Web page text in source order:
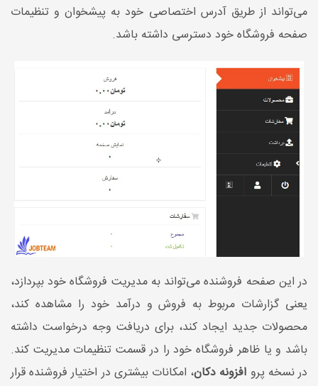
می‌تواند از طریق آدرس اختصاصی خود به پیشخوان و تنظیمات
صفحه فروشگاه خود دسترسی داشته باشد.
در این صفحه فروشنده می‌تواند به مدیریت فروشگاه خود بپردازد،
یعنی گزارشات مربوط به فروش و درآمد خود را مشاهده کند،
محصولات جدید ایجاد کند، برای دریافت وجه درخواست داشته
باشد و یا ظاهر فروشگاه خود را در قسمت تنظیمات مدیریت کند.
در نسخه پرو افزونه دکان، امکانات بیشتری در اختیار فروشنده قرار